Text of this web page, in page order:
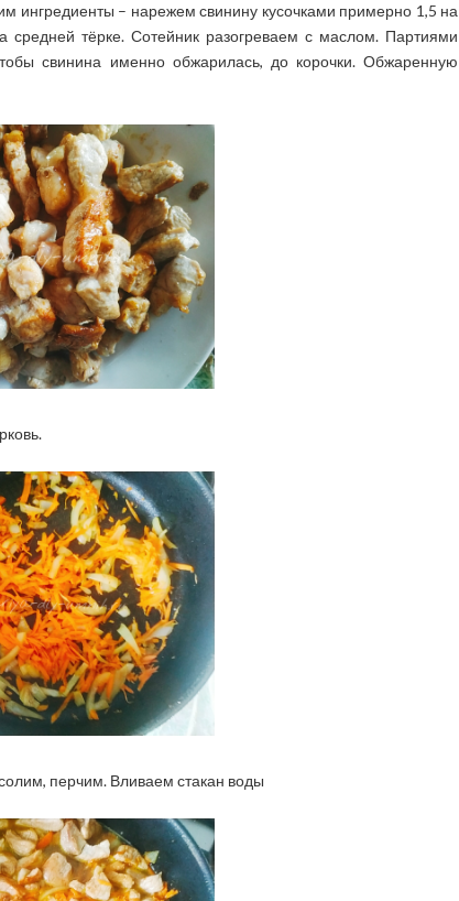
ингредиенты – нарежем свинину кусочками примерно 1,5 на
тёрке. Сотейник разогреваем с маслом. Партиями
свинина именно обжарилась, до корочки. Обжаренную
перчим. Вливаем стакан воды